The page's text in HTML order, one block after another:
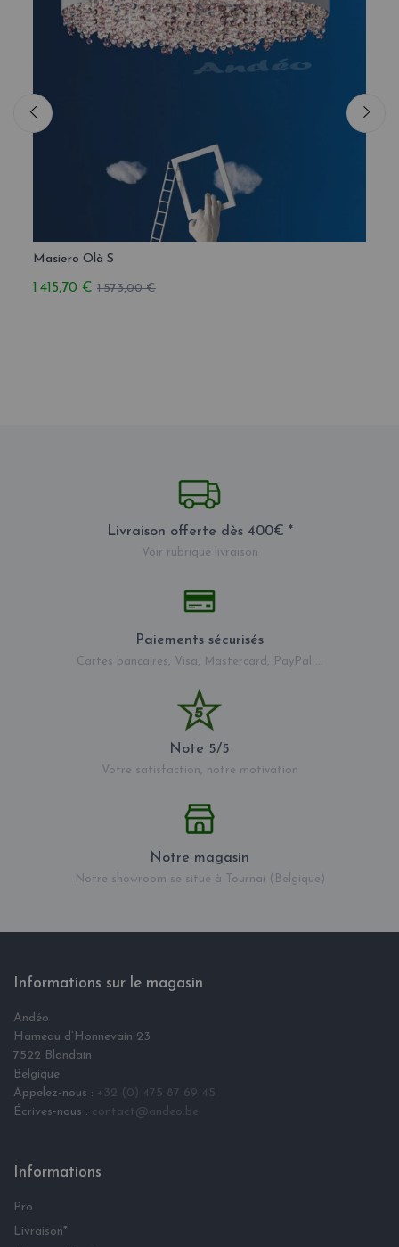
Masiero Olà S
1 415,70 € 1 573,00 €
Livraison offerte dès 400€ *
Voir rubrique livraison
Paiements sécurisés
Cartes bancaires, Visa, Mastercard, PayPal ...
Note 5/5
Votre satisfaction, notre motivation
Notre magasin
Notre showroom se situe à Tournai (Belgique)
Informations sur le magasin
Andéo
Hameau d‘Honnevain 23
7522 Blandain
Belgique
Appelez-nous : +32 (0) 475 87 69 45
Écrives-nous : contact@andeo.be
Informations
Pro
Livraison*